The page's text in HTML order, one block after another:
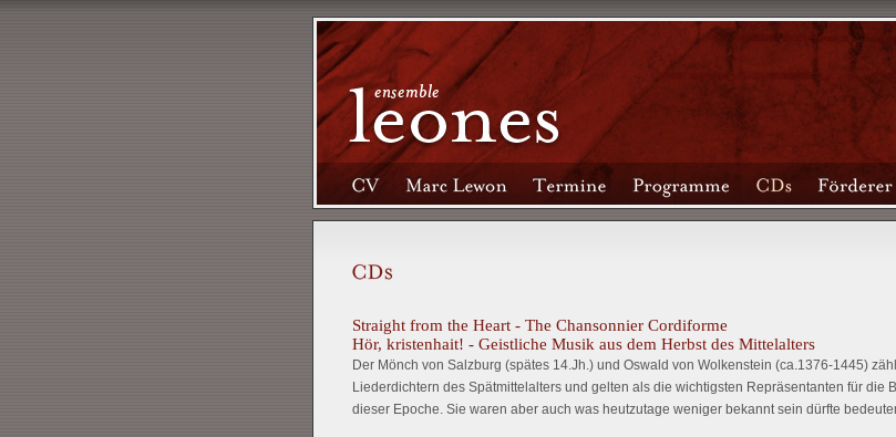
Straight from the Heart - The Chansonnier Cordiforme
Hör, kristenhait! - Geistliche Musik aus dem Herbst des Mittelalters
Der Mönch von Salzburg (spätes 14.Jh.) und Oswald von Wolkenstein (ca.1376-1445)
Liederdichtern des Spätmittelalters und gelten als die wichtigsten Repräsentanten für die
dieser Epoche. Sie waren aber auch was heutzutage weniger bekannt sein dürfte